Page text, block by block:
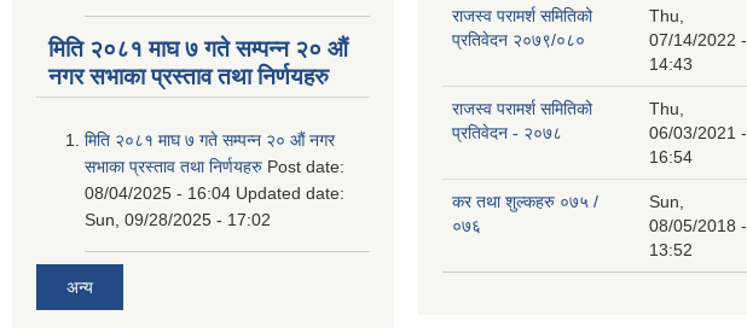
मिति २०८१ माघ ७ गते सम्पन्न २० औं
नगर सभाका प्रस्ताव तथा निर्णयहरु
मिति २०८१ माघ ७ गते सम्पन्न २० औं नगर
सभाका प्रस्ताव तथा निर्णयहरु Post date:
08/04/2025 - 16:04 Updated date:
Sun, 09/28/2025 - 17:02
अन्य
राजस्व परामर्श समितिको
प्रतिवेदन २०७९/०८०
Thu,
07/14/2022 -
14:43
राजस्व परामर्श समितिको
प्रतिवेदन - २०७८
Thu,
06/03/2021 -
16:54
कर तथा शुल्कहरु ०७५ /
०७६
Sun,
08/05/2018 -
13:52